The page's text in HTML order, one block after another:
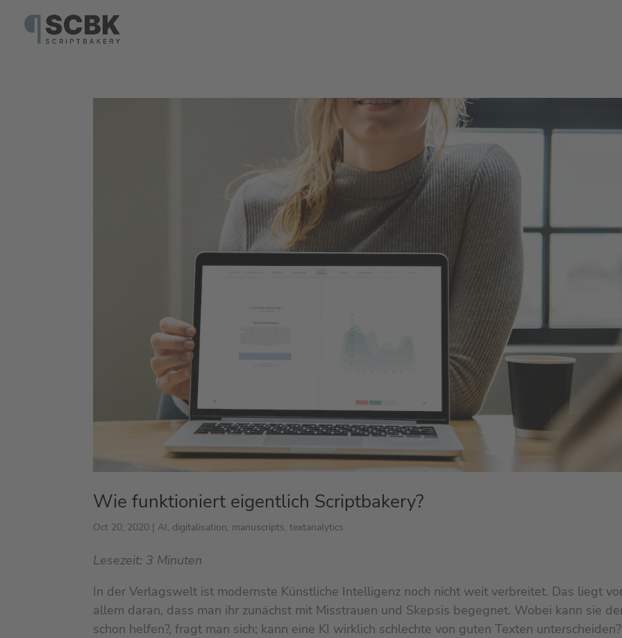
Wie funktioniert eigentlich Scriptbakery?
Oct 20, 2020 |AI, digitalisation, manuscripts,textanalytics
Lesezeit: 3 Minuten
In der Verlagswelt ist modernste Künstliche Intelligenz noch nicht weit verbreitet. Das liegt
allem daran, dass man ihr zunächst mit Misstrauen und Skepsis begegnet. Wobei kann sie
schon helfen?, fragt man sich; kann eine KI wirklich schlechte von guten Texten unterscheiden?